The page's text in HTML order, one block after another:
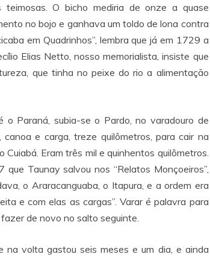
teimosas. O bicho mediria de onze a quase
no bojo e ganhava um toldo de lona contra
em Quadrinhos”, lembra que já em 1729 a
Elias Netto, nosso memorialista, insiste que
que tinha no peixe do rio a alimentação
Paraná, subia-se o Pardo, no varadouro de
e carga, treze quilômetros, para cair na
Eram três mil e quinhentos quilômetros.
Taunay salvou nos “Relatos Monçoeiros”,
o Araracanguaba, o Itapura, e a ordem era
e com elas as cargas”. Varar é palavra para
de novo no salto seguinte.
na volta gastou seis meses e um dia, e ainda